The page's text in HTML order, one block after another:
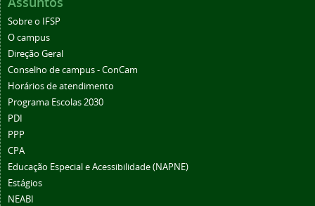
Sobre o IFSP
O campus
Direção Geral
Conselho de campus - ConCam
Horários de atendimento
Programa Escolas 2030
PDI
PPP
CPA
Educação Especial e Acessibilidade (NAPNE)
Estágios
NEABI